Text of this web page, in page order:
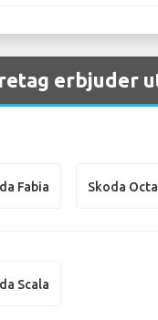
erbjuder
Fabia Skoda
Scala